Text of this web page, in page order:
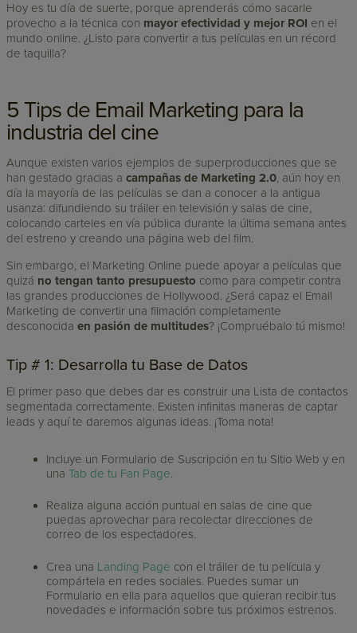
Hoy es tu día de suerte, porque aprenderás cómo sacarle
provecho a la técnica con mayor efectividad y mejor ROI en el
mundo online. ¿Listo para convertir a tus películas en un récord
de taquilla?
5 Tips de Email Marketing para la
industria del cine
Aunque existen varios ejemplos de superproducciones que se
han gestado gracias acampañas de Marketing 2.0, aún hoy en
día la mayoría de las películas se dan a conocer a la antigua
usanza: difundiendo su tráiler en televisión y salas de cine,
colocando carteles en vía pública durante la última semana antes
del estreno y creando una página web del film.
Sin embargo, el Marketing Online puede apoyar a películas que
quizá no tengan tanto presupuesto como para competir contra
las grandes producciones de Hollywood. ¿Será capaz el Email
Marketing de convertir una filmación completamente
desconocidaen pasión de multitudes? ¡Compruébalo tú mismo!
Tip # 1: Desarrolla tu Base de Datos
El primer paso que debes dar es construir una Lista de contactos
segmentada correctamente. Existen infinitas maneras de captar
leads y aquí te daremos algunas ideas. ¡Toma nota!
Incluye un Formulario de Suscripción en tu Sitio Web y en
unaTab de tu Fan Page.
Realiza alguna acción puntual en salas de cine que
puedas aprovechar para recolectar direcciones de
correo de los espectadores.
Crea una Landing Page con el tráiler de tu película y
compártela en redes sociales. Puedes sumar un
Formulario en ella para aquellos que quieran recibir tus
novedades e información sobre tus próximos estrenos.